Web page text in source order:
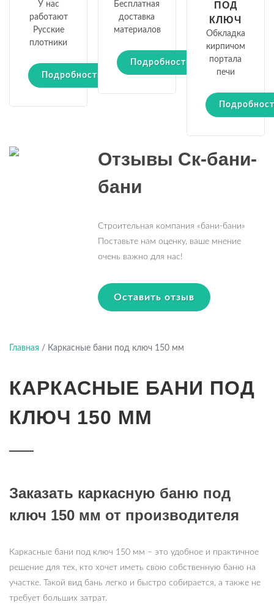
У нас
работают
Русские
плотники
Подробности
Бесплатная
доставка
материалов
Подробности
ПОД
КЛЮЧ
Обкладка
кирпичом
портала
печи
Отзывы Ск-бани-
бани
Строительная компания «бани-бани»
Поставьте нам оценку, ваше мнение
очень важно для нас!
Оставить отзыв
Главная / Каркасные бани под ключ 150 мм
КАРКАСНЫЕ БАНИ ПОД
КЛЮЧ 150 ММ
Заказать каркасную баню под
ключ 150 мм от производителя
Каркасные бани под ключ 150 мм – это удобное и практичное
решение для тех, кто хочет иметь свою собственную баню на
участке. Такой вид бань легко и быстро собирается, а также не
требует больших затрат.